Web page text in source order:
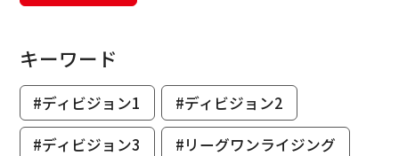
キーワード
#ディビジョン1
#ディビジョン2
#ディビジョン3
#リーグワンライジング